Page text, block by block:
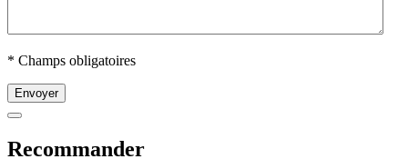
* Champs obligatoires
Envoyer
Recommander